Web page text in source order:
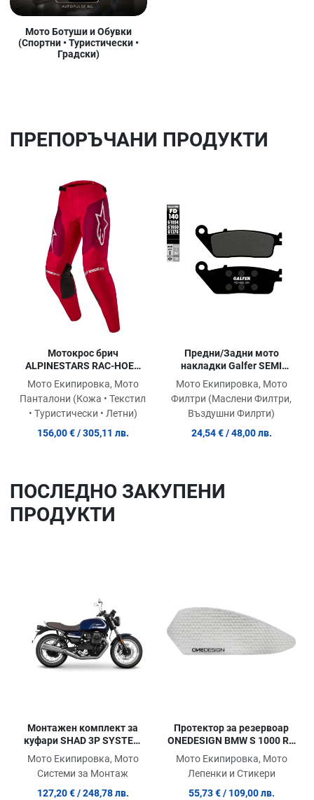
Мото Ботуши и Обувки
(Спортни • Туристически •
Градски)
ПРЕПОРЪЧАНИ ПРОДУКТИ
Сравни продукт
Quick View
Мотокрос брич
ALPINESTARS RAC-HOEN
Мото Екипировка, Мото
Панталони (Кожа • Текстил
• Туристически • Летни)
156,00 € / 305,11 лв.
Предни/Задни мото
накладки Galfer SEMI
METAL FD140G1054
Мото Екипировка, Мото
Филтри (Маслени Филтри,
Въздушни Филрти)
24,54 € / 48,00 лв.
ПОСЛЕДНO ЗАКУПЕНИ
ПРОДУКТИ
Quick View
Монтажен комплект за
куфари SHAD 3P SYSTEM
MOTOGUZI V7 850 SPECIAL
'23
Мото Екипировка, Мото
Системи за Монтаж
127,20 € / 248,78 лв.
Протектор за резервоар
ONEDESIGN BMW S 1000 RR
19-23 / S 1000 R 21-23
Мото Екипировка, Мото
Лепенки и Стикери
55,73 € / 109,00 лв.